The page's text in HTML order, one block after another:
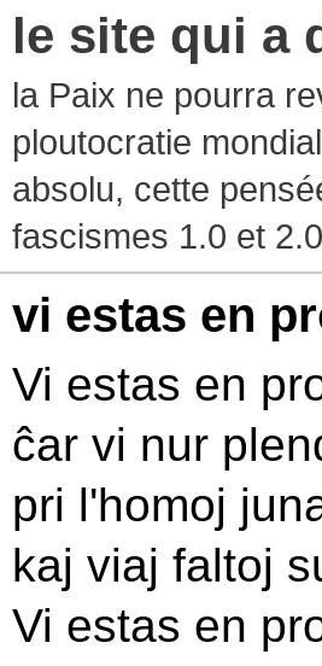
le site qui a
la Paix ne pourra
ploutocratie
absolu, cette
fascismes 1.0 et 2.0
vi estas en
Vi estas en
ĉar vi nur
pri l'homoj
kaj viaj faltoj
Vi estas en